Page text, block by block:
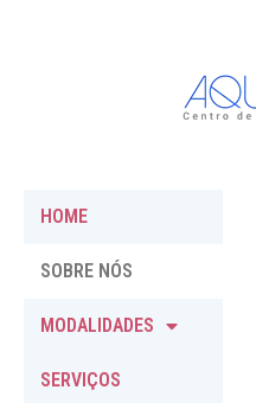
HOME
SOBRE NÓS
MODALIDADES
SERVIÇOS